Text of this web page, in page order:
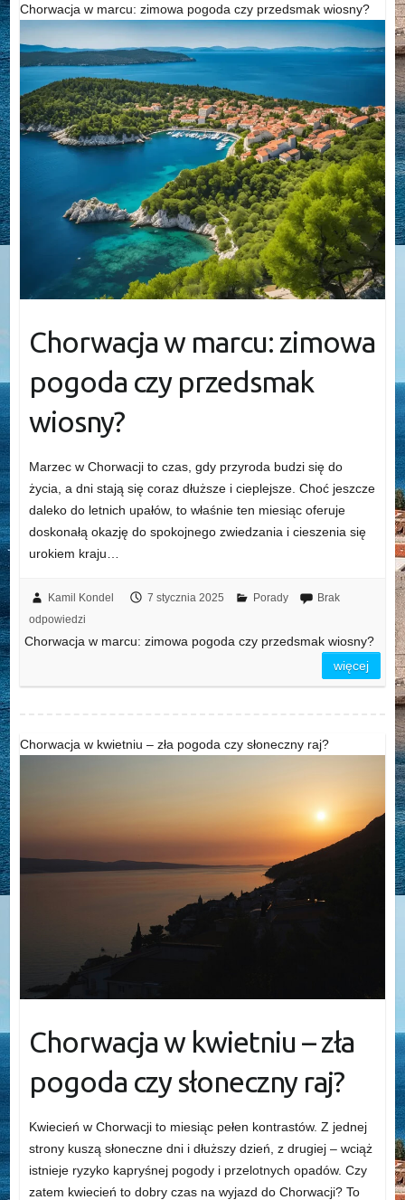
Chorwacja w marcu: zimowa pogoda czy przedsmak wiosny?
Chorwacja w marcu: zimowa
pogoda czy przedsmak
wiosny?
Marzec w Chorwacji to czas, gdy przyroda budzi się do
życia, a dni stają się coraz dłuższe i cieplejsze. Choć jeszcze
daleko do letnich upałów, to właśnie ten miesiąc oferuje
doskonałą okazję do spokojnego zwiedzania i cieszenia się
urokiem kraju…
Kamil Kondel 7 stycznia 2025 Porady
Brak
odpowiedzi
Chorwacja w marcu: zimowa pogoda czy przedsmak wiosny?
więcej
Chorwacja w kwietniu – zła pogoda czy słoneczny raj?
Chorwacja w kwietniu – zła
pogoda czy słoneczny raj?
Kwiecień w Chorwacji to miesiąc pełen kontrastów. Z jednej
strony kuszą słoneczne dni i dłuższy dzień, z drugiej – wciąż
istnieje ryzyko kapryśnej pogody i przelotnych opadów. Czy
zatem kwiecień to dobry czas na wyjazd do Chorwacji? To